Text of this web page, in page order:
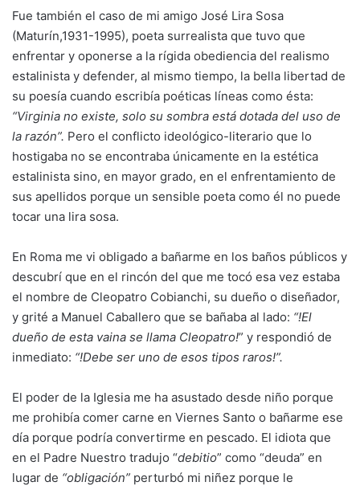
Fue también el caso de mi amigo José Lira Sosa
(Maturín,1931-1995), poeta surrealista que tuvo que
enfrentar y oponerse a la rígida obediencia del realismo
estalinista y defender, al mismo tiempo, la bella libertad de
su poesía cuando escribía poéticas líneas como ésta:
“Virginia no existe, solo su sombra está dotada del uso de
la razón”. Pero el conflicto ideológico-literario que lo
hostigaba no se encontraba únicamente en la estética
estalinista sino, en mayor grado, en el enfrentamiento de
sus apellidos porque un sensible poeta como él no puede
tocar una lira sosa.
En Roma me vi obligado a bañarme en los baños públicos y
descubrí que en el rincón del que me tocó esa vez estaba
el nombre de Cleopatro Cobianchi, su dueño o diseñador,
y grité a Manuel Caballero que se bañaba al lado: “!El
dueño de esta vaina se llama Cleopatro!” y respondió de
inmediato: “!Debe ser uno de esos tipos raros!”.
El poder de la Iglesia me ha asustado desde niño porque
me prohibía comer carne en Viernes Santo o bañarme ese
día porque podría convertirme en pescado. El idiota que
en el Padre Nuestro tradujo “debitio” como “deuda” en
lugar de “obligación” perturbó mi niñez porque le